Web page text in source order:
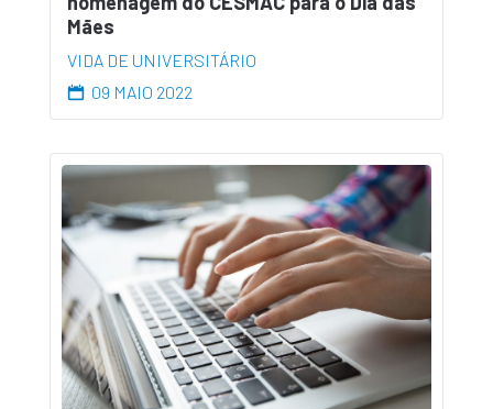
Mães
VIDA DE UNIVERSITÁRIO
09 MAIO 2022